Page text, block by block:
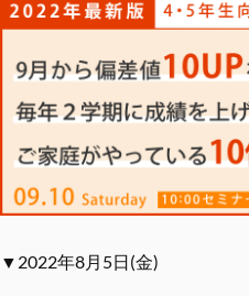
▼2022年8月5日(金)